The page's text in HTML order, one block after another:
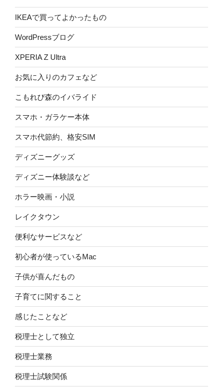
IKEAで買ってよかったもの
WordPressブログ
XPERIA Z Ultra
お気に入りのカフェなど
こもれび森のイバライド
スマホ・ガラケー本体
スマホ代節約、格安SIM
ディズニーグッズ
ディズニー体験談など
ホラー映画・小説
レイクタウン
便利なサービスなど
初心者が使っているMac
子供が喜んだもの
子育てに関すること
感じたことなど
税理士として独立
税理士業務
税理士試験関係